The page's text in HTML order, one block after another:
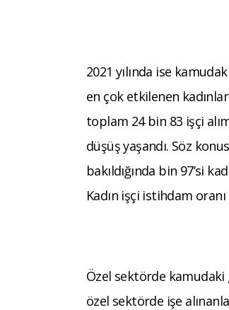
2021 yılında ise
en çok etkilenen
toplam 24 bin 83 işçi
düşüş yaşandı. Söz
bakıldığında bin 97’si
Kadın işçi istihdam
Özel sektörde kamudaki
özel sektörde işe